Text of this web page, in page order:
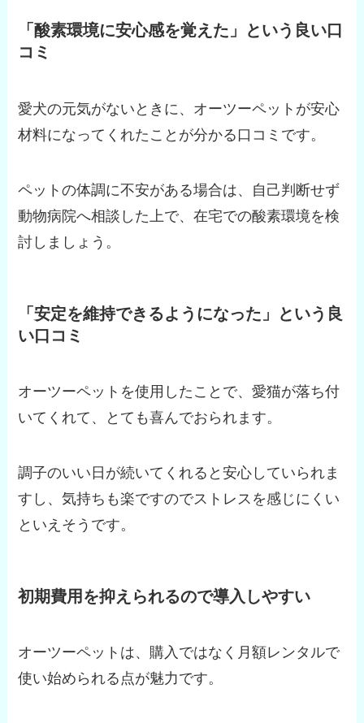
「酸素環境に安心感を覚えた」という良い口
コミ
愛犬の元気がないときに、オーツーペットが安心
材料になってくれたことが分かる口コミです。
ペットの体調に不安がある場合は、自己判断せず
動物病院へ相談した上で、在宅での酸素環境を検
討しましょう。
「安定を維持できるようになった」という良
い口コミ
オーツーペットを使用したことで、愛猫が落ち付
いてくれて、とても喜んでおられます。
調子のいい日が続いてくれると安心していられま
すし、気持ちも楽ですのでストレスを感じにくい
といえそうです。
初期費用を抑えられるので導入しやすい
オーツーペットは、購入ではなく月額レンタルで
使い始められる点が魅力です。